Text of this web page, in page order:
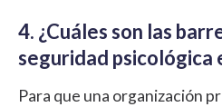
4. ¿Cuáles son las
seguridad psicológica
Para que una organización